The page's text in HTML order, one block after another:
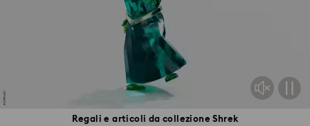
Regali e articoli da collezione Shrek